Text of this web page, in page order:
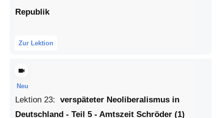
Republik
Zur Lektion
Neu
Lektion 23: verspäteter Neoliberalismus in
Deutschland - Teil 5 - Amtszeit Schröder (1)